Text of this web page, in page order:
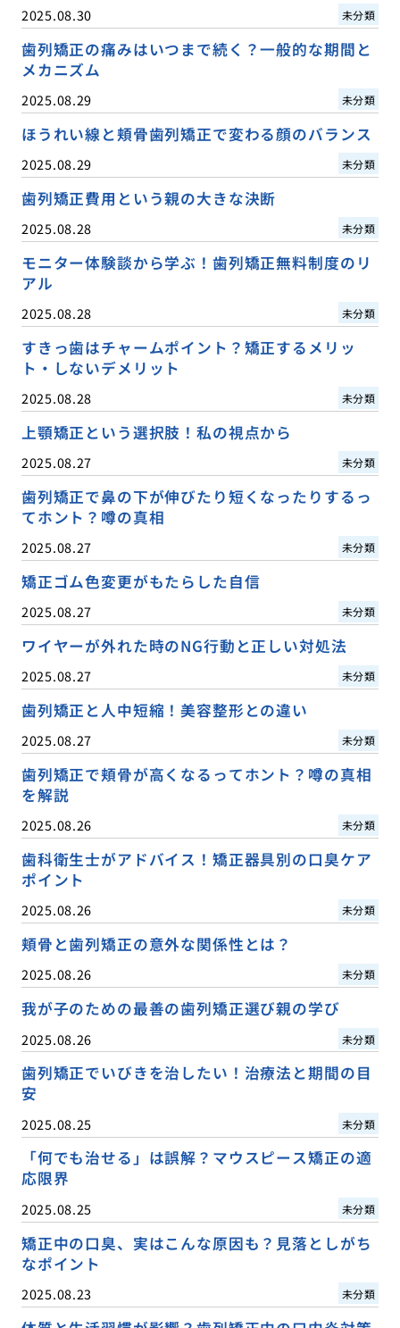
2025.08.30 未分類
歯列矯正の痛みはいつまで続く？一般的な期間と
メカニズム
2025.08.29 未分類
ほうれい線と頬骨歯列矯正で変わる顔のバランス
2025.08.29 未分類
歯列矯正費用という親の大きな決断
2025.08.28 未分類
モニター体験談から学ぶ！歯列矯正無料制度のリ
アル
2025.08.28 未分類
すきっ歯はチャームポイント？矯正するメリッ
ト・しないデメリット
2025.08.28 未分類
上顎矯正という選択肢！私の視点から
2025.08.27 未分類
歯列矯正で鼻の下が伸びたり短くなったりするっ
てホント？噂の真相
2025.08.27 未分類
矯正ゴム色変更がもたらした自信
2025.08.27 未分類
ワイヤーが外れた時のNG行動と正しい対処法
2025.08.27 未分類
歯列矯正と人中短縮！美容整形との違い
2025.08.27 未分類
歯列矯正で頬骨が高くなるってホント？噂の真相
を解説
2025.08.26 未分類
歯科衛生士がアドバイス！矯正器具別の口臭ケア
ポイント
2025.08.26 未分類
頬骨と歯列矯正の意外な関係性とは？
2025.08.26 未分類
我が子のための最善の歯列矯正選び親の学び
2025.08.26 未分類
歯列矯正でいびきを治したい！治療法と期間の目
安
2025.08.25 未分類
「何でも治せる」は誤解？マウスピース矯正の適
応限界
2025.08.25 未分類
矯正中の口臭、実はこんな原因も？見落としがち
なポイント
2025.08.23 未分類